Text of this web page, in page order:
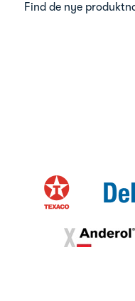
Find de nye